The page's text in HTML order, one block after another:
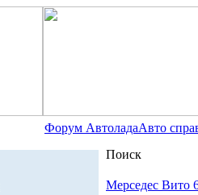
Форум АвтоладаАвто
Поиск
Мерседес Вито